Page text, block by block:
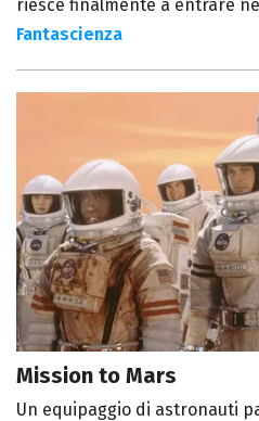
riesce finalmente a entrare
Fantascienza
Mission to Mars
Un equipaggio di astronauti